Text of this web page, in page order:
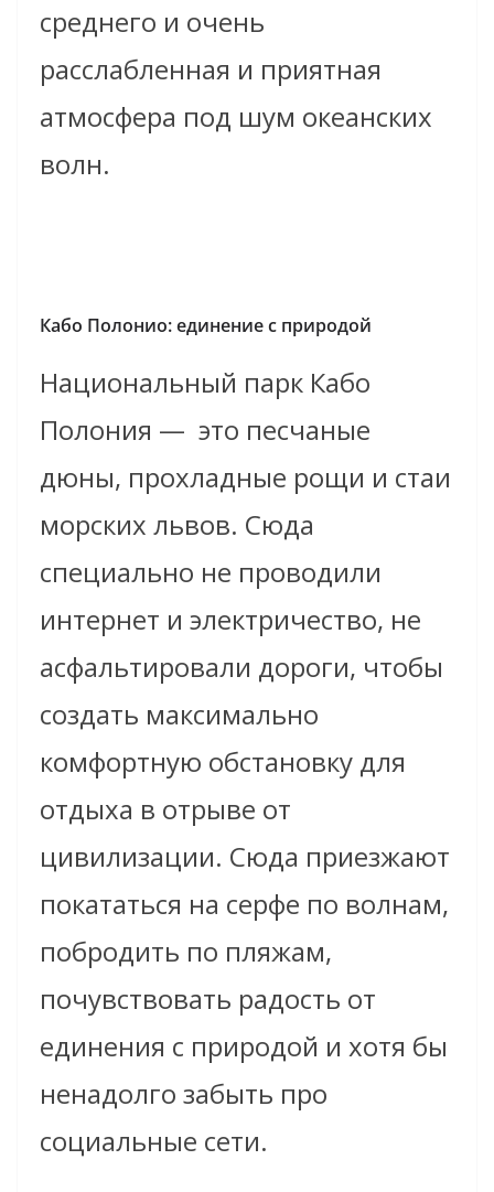
среднего и очень
расслабленная и приятная
атмосфера под шум океанских
волн.
Кабо Полонио: единение с природой
Национальный парк Кабо
Полония — это песчаные
дюны, прохладные рощи и стаи
морских львов. Сюда
специально не проводили
интернет и электричество, не
асфальтировали дороги, чтобы
создать максимально
комфортную обстановку для
отдыха в отрыве от
цивилизации. Сюда приезжают
покататься на серфе по волнам,
побродить по пляжам,
почувствовать радость от
единения с природой и хотя бы
ненадолго забыть про
социальные сети.